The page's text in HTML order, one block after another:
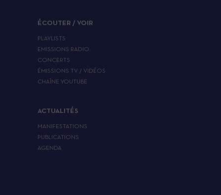
ÉCOUTER / VOIR
PLAYLISTS
EMISSIONS RADIO
CONCERTS
ÉMISSIONS TV / VIDÉOS
CHAÎNE YOUTUBE
ACTUALITÉS
MANIFESTATIONS
PUBLICATIONS
AGENDA